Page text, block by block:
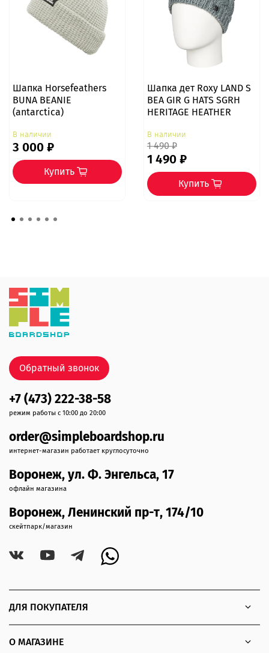
Шапка Horsefeathers
BUNA BEANIE
(antarctica)
В наличии
3 000 ₽
Купить
Шапка дет Roxy LAND S
BEA GIR G HATS SGRH
HERITAGE HEATHER
В наличии
1 490 ₽
1 490 ₽
Купить
ДЛЯ ПОКУПАТЕЛЯ
О МАГАЗИНЕ
+7 (473) 222-38-58
режим работы с 10:00 до 20:00
order@simpleboardshop.ru
интернет-магазин работает круглосуточно
Воронеж, ул. Ф. Энгельса, 17
офлайн магазина
Воронеж, Ленинский пр-т, 174/10
скейтпарк/магазин
Обратный звонок